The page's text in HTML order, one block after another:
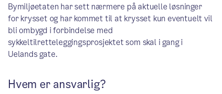
Bymiljøetaten har sett nærmere på aktuelle løsninger
for krysset og har kommet til at krysset kun eventuelt vil
bli ombygd i forbindelse med
sykkeltilretteleggingsprosjektet som skal i gang i
Uelands gate.
Hvem er ansvarlig?